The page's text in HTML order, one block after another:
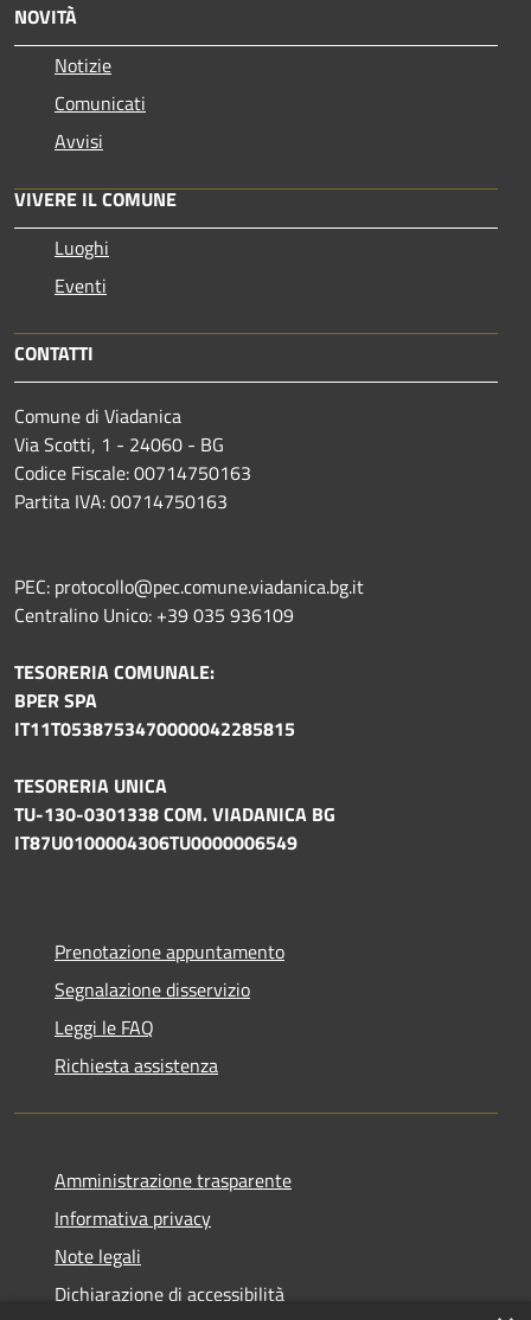
NOVITÀ
Notizie
Comunicati
Avvisi
VIVERE IL COMUNE
Luoghi
Eventi
CONTATTI
Comune di Viadanica
Via Scotti, 1 - 24060 - BG
Codice Fiscale: 00714750163
Partita IVA: 00714750163
PEC: protocollo@pec.comune.viadanica.bg.it
Centralino Unico: +39 035 936109
TESORERIA COMUNALE:
BPER SPA
IT11T0538753470000042285815
TESORERIA UNICA
TU-130-0301338 COM. VIADANICA BG
IT87U0100004306TU0000006549
Prenotazione appuntamento
Segnalazione disservizio
Leggi le FAQ
Richiesta assistenza
Amministrazione trasparente
Informativa privacy
Note legali
Dichiarazione di accessibilità